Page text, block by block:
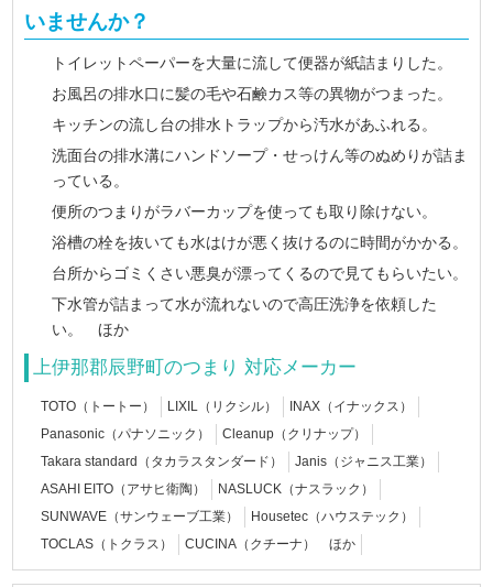
いませんか？
トイレットペーパーを大量に流して便器が紙詰まりした。
お風呂の排水口に髪の毛や石鹸カス等の異物がつまった。
キッチンの流し台の排水トラップから汚水があふれる。
洗面台の排水溝にハンドソープ・せっけん等のぬめりが詰ま
っている。
便所のつまりがラバーカップを使っても取り除けない。
浴槽の栓を抜いても水はけが悪く抜けるのに時間がかかる。
台所からゴミくさい悪臭が漂ってくるので見てもらいたい。
下水管が詰まって水が流れないので高圧洗浄を依頼した
い。 ほか
上伊那郡辰野町のつまり 対応メーカー
TOTO（トートー） LIXIL（リクシル）
INAX（イナックス）
Panasonic（パナソニック）
Cleanup（クリナップ）
Takara standard（タカラスタンダード）
Janis（ジャニス工業）
ASAHI EITO（アサヒ衛陶）
NASLUCK（ナスラック）
SUNWAVE（サンウェーブ工業）
Housetec（ハウステック）
TOCLAS（トクラス）
CUCINA（クチーナ） ほか